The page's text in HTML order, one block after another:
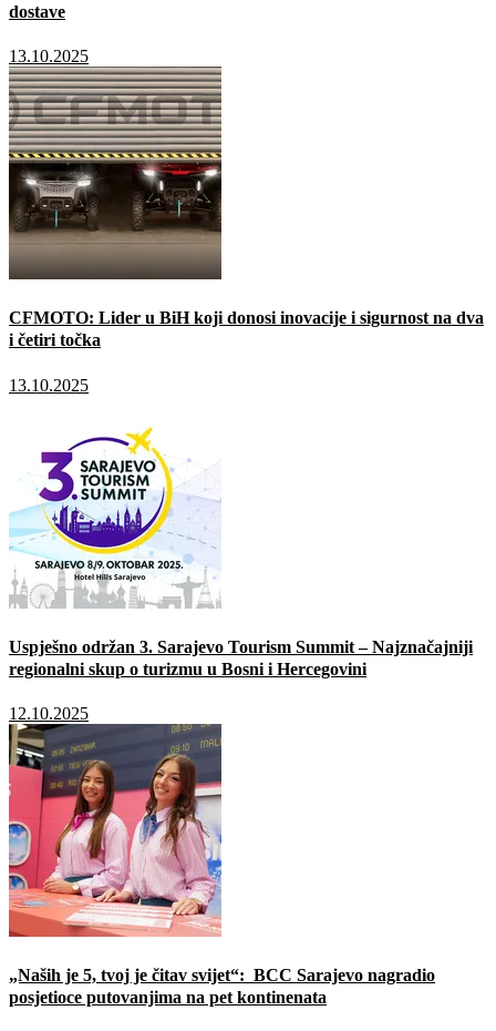
dostave
13.10.2025
CFMOTO: Lider u BiH koji donosi inovacije i sigurnost na dva
i četiri točka
13.10.2025
Uspješno održan 3. Sarajevo Tourism Summit – Najznačajniji
regionalni skup o turizmu u Bosni i Hercegovini
12.10.2025
„Naših je 5, tvoj je čitav svijet“: BCC Sarajevo nagradio
posjetioce putovanjima na pet kontinenata